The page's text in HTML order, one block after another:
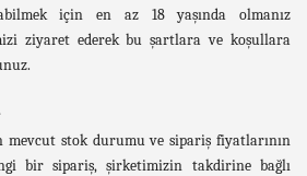
için en az 18 yaşında olmanız
ziyaret ederek bu şartlara ve koşullara
stok durumu ve sipariş fiyatlarının
bir sipariş, şirketimizin takdirine bağlı